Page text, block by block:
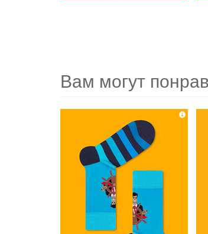
Вам могут